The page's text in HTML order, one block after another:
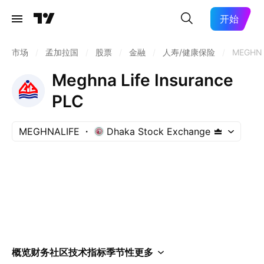
开始
市场 孟加拉国 股票 金融 人寿/健康保险
Meghna Life Insurance
PLC
MEGHNALIFE Dhaka Stock Exchange
概览财务社区技术指标季节性更多